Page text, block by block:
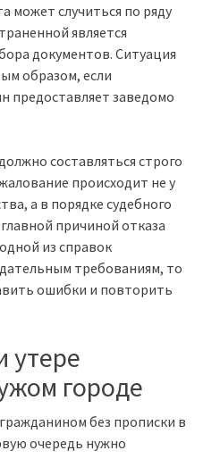
может случиться по ряду
является
документов. Ситуация
образом, если
предоставляет заведомо
составляться строго
происходит не у
а в порядке судебного
причиной отказа
из справок
требованиям, то
ошибки и повторить
утере
городе
без прописки в
очередь нужно